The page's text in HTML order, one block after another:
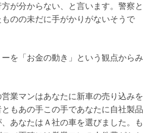
が分からない、と言います。警察と
のの未だに手がかりがないそうで
を「お金の動き」という観点からみ
業マンはあなたに新車の売り込みを
もあの手この手であなたに自社製品
あなたはＡ社の車を選びました。も